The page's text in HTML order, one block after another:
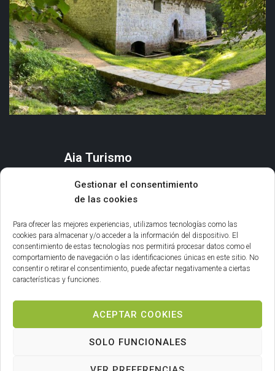
Gestionar el consentimiento
de las cookies
Para ofrecer las mejores experiencias, utilizamos tecnologías como las
cookies para almacenar y/o acceder a la información del dispositivo. El
consentimiento de estas tecnologías nos permitirá procesar datos como el
comportamiento de navegación o las identificaciones únicas en este sitio. No
consentir o retirar el consentimiento, puede afectar negativamente a ciertas
características y funciones.
ACEPTAR COOKIES
SOLO FUNCIONALES
Aia Turismo
QUÉ HACER
AGENDA Y EVENTOS
Información general
INFORMACIÓN LEGAL